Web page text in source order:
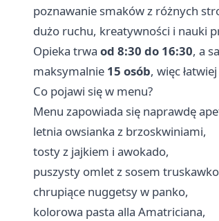
poznawanie smaków z różnych
dużo ruchu, kreatywności i nauki
Opieka trwa od 8:30 do 16:30, a
maksymalnie 15 osób, więc
Co pojawi się w menu?
Menu zapowiada się naprawdę
letnia owsianka z brzoskwiniami,
tosty z jajkiem i awokado,
puszysty omlet z sosem
chrupiące nuggetsy w panko,
kolorowa pasta alla Amatriciana,